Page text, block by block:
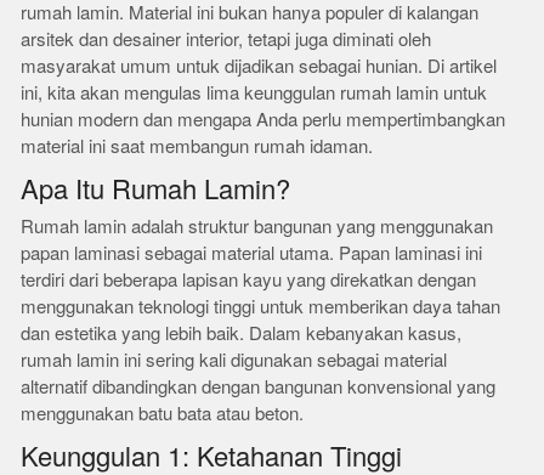
rumah lamin. Material ini bukan hanya populer di kalangan
arsitek dan desainer interior, tetapi juga diminati oleh
masyarakat umum untuk dijadikan sebagai hunian. Di artikel
ini, kita akan mengulas lima keunggulan rumah lamin untuk
hunian modern dan mengapa Anda perlu mempertimbangkan
material ini saat membangun rumah idaman.
Apa Itu Rumah Lamin?
Rumah lamin adalah struktur bangunan yang menggunakan
papan laminasi sebagai material utama. Papan laminasi ini
terdiri dari beberapa lapisan kayu yang direkatkan dengan
menggunakan teknologi tinggi untuk memberikan daya tahan
dan estetika yang lebih baik. Dalam kebanyakan kasus,
rumah lamin ini sering kali digunakan sebagai material
alternatif dibandingkan dengan bangunan konvensional yang
menggunakan batu bata atau beton.
Keunggulan 1: Ketahanan Tinggi